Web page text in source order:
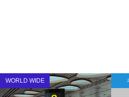
WORLD WIDE